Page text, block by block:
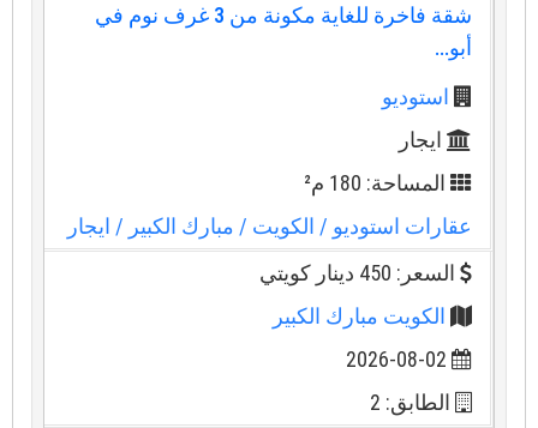
شقة فاخرة للغاية مكونة من 3 غرف نوم في
أبو...
استوديو
ايجار
المساحة: 180 م²
عقارات استوديو/ الكويت/ مبارك الكبير / ايجار
السعر: 450 دينار كويتي
الكويت مبارك الكبير
2026-08-02
الطابق: 2